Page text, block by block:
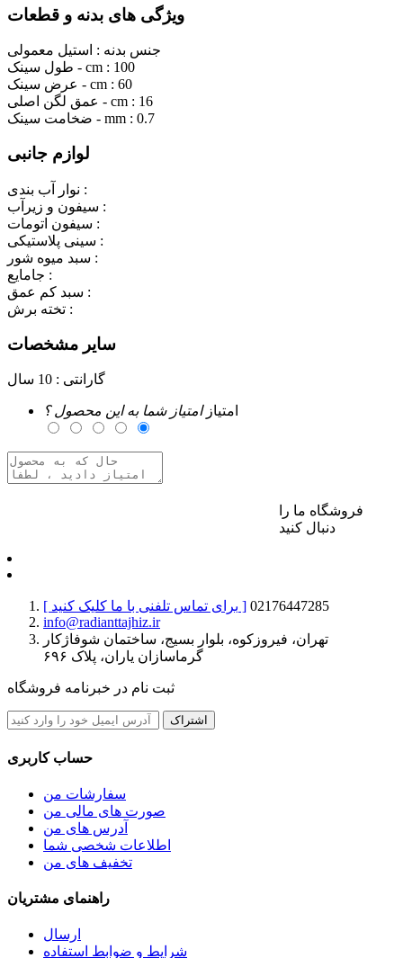
ویژگی های بدنه و قطعات
جنس بدنه : استیل معمولی
طول سینک - cm : 100
عرض سینک - cm : 60
عمق لگن اصلی - cm : 16
ضخامت سینک - mm : 0.7
لوازم جانبی
نوار آب بندی :
سیفون و زیرآب :
سیفون اتومات :
سینی پلاستیکی :
سبد میوه شور :
جامایع :
سبد کم عمق :
تخته برش :
سایر مشخصات
گارانتی : 10 سال
امتیازامتیاز شما به این محصول ؟
فروشگاه ما را
دنبال کنید
[ برای تماس تلفنی با ما کلیک کنید ] 02176447285
info@radianttajhiz.ir
تهران، فیروزکوه، بلوار بسیج، ساختمان شوفاژکار
گرماسازان یاران، پلاک ۶۹۶
ثبت نام در خبرنامه فروشگاه
اشتراک
حساب کاربری
سفارشات من
صورت های مالی من
آدرس های من
اطلاعات شخصی شما
تخفیف های من
راهنمای مشتریان
ارسال
شرایط و ضوابط استفاده